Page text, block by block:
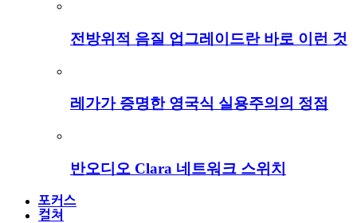
전방위적 음질 업그레이드란 바로 이런 것
레가가 증명한 영국식 실용주의의 정점
반오디오 Clara 네트워크 스위치
포커스
컬쳐